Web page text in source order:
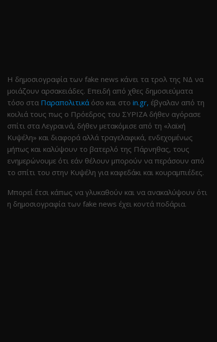
Η δημοσιογραφία των fake news κάνει τα τρολ της ΝΔ να
μοιάζουν αρσακειάδες. Επειδή από χθες δημοσιεύματα
τόσο στα Παραπολιτικά όσο και στο in.gr, έβγαλαν από τη
κοιλιά τους πως ο Πρόεδρος του ΣΥΡΙΖΑ δήθεν αγόρασε
σπίτι στα Λεγραινά, δήθεν μετακόμισε από τη «λαϊκή
Κυψέλη» και διαφορά αλλά τραγελαφικά, ενδεχομένως
μήπως και καλύψουν το βατερλό της Πάρνηθας, τους
ενημερώνουμε ότι εάν θέλουν μπορούν να περάσουν από
το σπίτι του στην Κυψέλη για καφεδάκι και κουραμπιέδες.
Μπορεί έτσι κάπως να γλυκαθούν και να ανακαλύψουν ότι
η δημοσιογραφία των fake news έχει κοντά ποδάρια.